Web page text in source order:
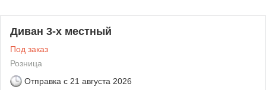
Диван 3-х местный
Под заказ
Розница
Отправка с 21 августа 2026